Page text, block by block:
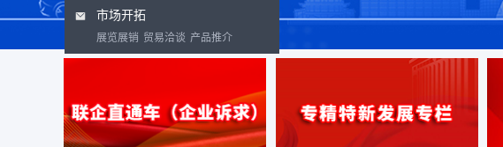
市场开拓
展览展销 贸易洽谈 产品推介